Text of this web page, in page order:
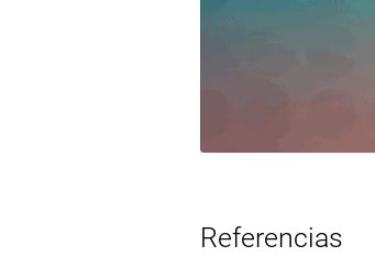
Referencias